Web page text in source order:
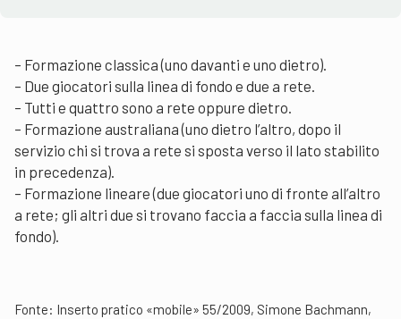
– Formazione classica (uno davanti e uno dietro).
– Due giocatori sulla linea di fondo e due a rete.
– Tutti e quattro sono a rete oppure dietro.
– Formazione australiana (uno dietro l’altro, dopo il
servizio chi si trova a rete si sposta verso il lato stabilito
in precedenza).
– Formazione lineare (due giocatori uno di fronte all’altro
a rete; gli altri due si trovano faccia a faccia sulla linea di
fondo).
Fonte: Inserto pratico «mobile» 55/2009, Simone Bachmann,